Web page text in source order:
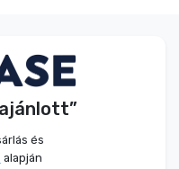
és
alapján